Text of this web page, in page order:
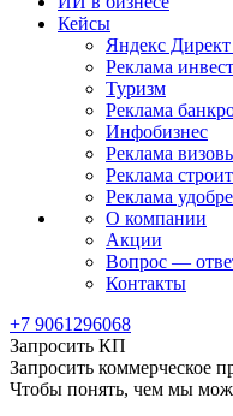
Кейсы
Яндекс Директ
Реклама
Туризм
Реклама
Инфобизнес
Реклама
Реклама
Реклама
О компании
Акции
Вопрос —
Контакты
+7 9061296068
Запросить КП
Запросить коммерческое
Чтобы понять, чем мы